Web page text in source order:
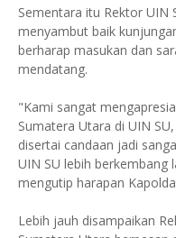
Sementara itu Rektor UIN
menyambut baik
berharap masukan dan
mendatang.
"Kami sangat
Sumatera Utara di UIN
disertai candaan jadi
UIN SU lebih berkembang
mengutip harapan
Lebih jauh disampaikan